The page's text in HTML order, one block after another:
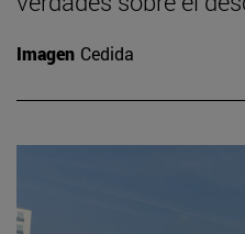
Imagen Cedida